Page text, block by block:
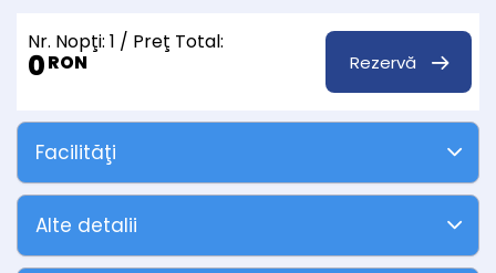
Nr. Nopţi: 1 / Preţ Total:
0RON Rezervă
Facilităţi
Alte detalii